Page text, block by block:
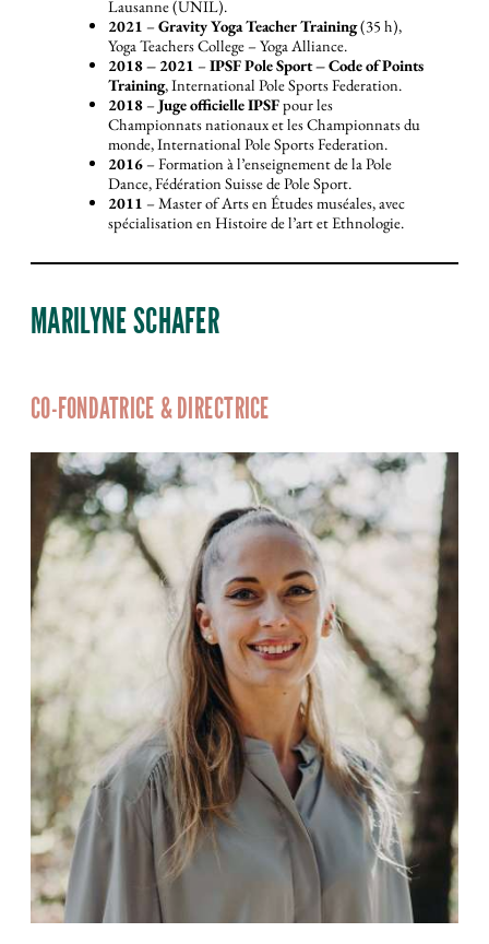
Lausanne (UNIL).
2021 –Gravity Yoga Teacher Training(35 h),
Yoga Teachers College – Yoga Alliance.
2018 – 2021 –IPSF Pole Sport – Code of Points
Training, International Pole Sports Federation.
2018 –Juge officielle IPSFpour les
Championnats nationaux et les Championnats du
monde, International Pole Sports Federation.
2016 – Formation à l’enseignement de la Pole
Dance, Fédération Suisse de Pole Sport.
2011 – Master of Arts en Études muséales, avec
spécialisation en Histoire de l’art et Ethnologie.
MARILYNE SCHAFER
CO-FONDATRICE & DIRECTRICE